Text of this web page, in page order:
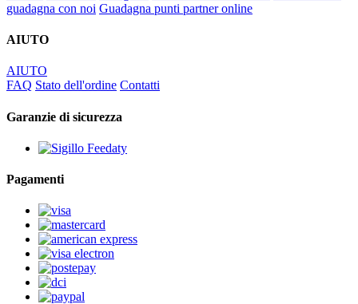
guadagna con noi Guadagna punti partner online
AIUTO
AIUTO
FAQ Stato dell'ordine Contatti
Garanzie di sicurezza
Pagamenti